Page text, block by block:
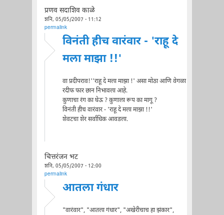
प्रणव सदाशिव काळे
शनि, 05/05/2007 - 11:12
permalink
विनंती हीच वारंवार - 'राहू दे
मला माझा !!'
वा प्रदीपराव!''राहू दे मला माझा !' असा मोठा आणि वेगळा
रदीफ फार छान निभावला आहे.
कुणाचा रंग का घेऊ ? कुणाला रूप का मागू ?
विनंती हीच वारंवार - 'राहू दे मला माझा !!'
शेवटचा शेर सर्वाधिक आवडला.
चित्तरंजन भट
शनि, 05/05/2007 - 12:00
permalink
आतला गंधार
"वारंवार", "आतला गंधार", "अखेरीचाच हा झंकार",